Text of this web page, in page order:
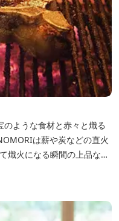
熾火になる瞬間の上品な香
上質な牛肉を塊でじっくり
の繊細さと豪快さをコース